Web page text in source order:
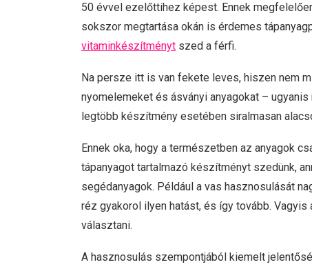
50 évvel ezelőttihez képest. Ennek
sokszor megtartása okán is érdemes
vitaminkészítményt szed a férfi.
Na persze itt is van fekete leves, hiszen nem
nyomelemeket és ásványi anyagokat –
legtöbb készítmény esetében siralmasan
Ennek oka, hogy a természetben az anyagok
tápanyagot tartalmazó készítményt szedünk,
segédanyagok. Például a vas hasznosulását
réz gyakorol ilyen hatást, és így tovább.
választani.
A hasznosulás szempontjából kiemelt